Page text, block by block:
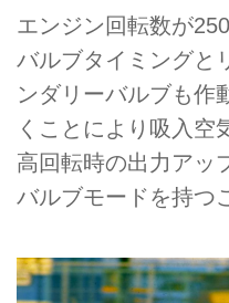
エンジン回転数が
バルブタイミングと
ンダリーバルブも作
くことにより吸入空
高回転時の出力アッ
バルブモードを持つ